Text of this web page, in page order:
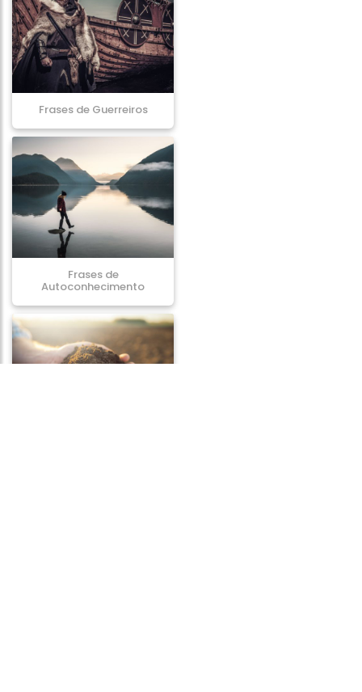
Frases de Guerreiros
Frases de
Autoconhecimento